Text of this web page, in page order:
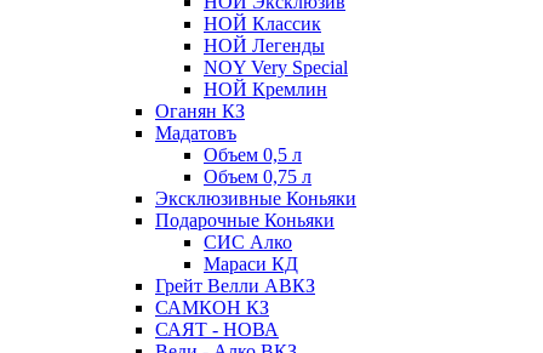
НОЙ Классик
НОЙ Легенды
NOY Very Speсial
НОЙ Кремлин
Оганян КЗ
Мадатовъ
Объем 0,5 л
Объем 0,75 л
Эксклюзивные Коньяки
Подарочные Коньяки
СИС Алко
Мараси КД
Грейт Велли АВКЗ
САМКОН КЗ
САЯТ - НОВА